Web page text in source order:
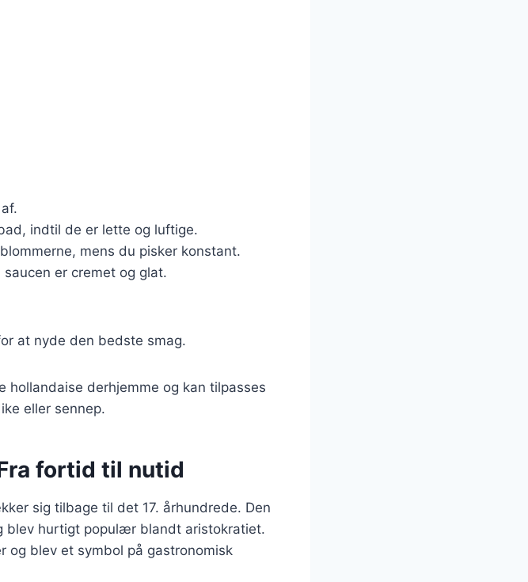
indtil de er lette og luftige.
mens du pisker konstant.
er cremet og glat.
at nyde den bedste smag.
hollandaise derhjemme og kan tilpasses
eller sennep.
fortid til nutid
sig tilbage til det 17. århundrede. Den
blev hurtigt populær blandt aristokratiet.
og blev et symbol på gastronomisk